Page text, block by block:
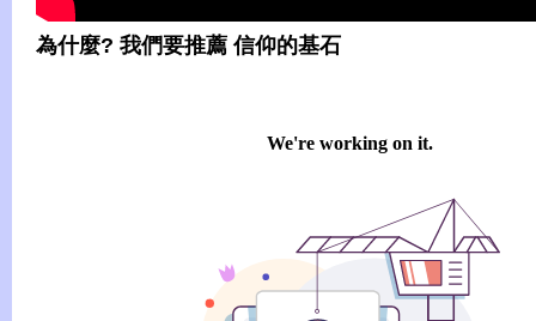
為什麼? 我們要推薦 信仰的基石